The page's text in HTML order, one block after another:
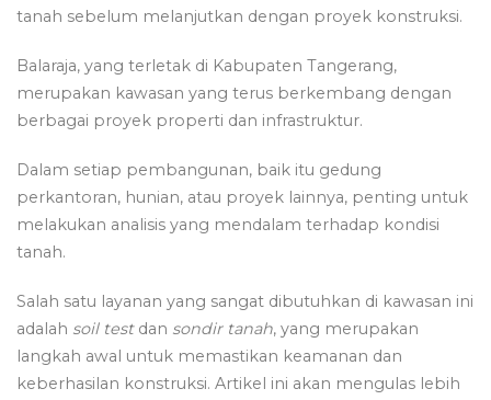
tanah sebelum melanjutkan dengan proyek konstruksi.
Balaraja, yang terletak di Kabupaten Tangerang,
merupakan kawasan yang terus berkembang dengan
berbagai proyek properti dan infrastruktur.
Dalam setiap pembangunan, baik itu gedung
perkantoran, hunian, atau proyek lainnya, penting untuk
melakukan analisis yang mendalam terhadap kondisi
tanah.
Salah satu layanan yang sangat dibutuhkan di kawasan ini
adalah soil testdan sondir tanah, yang merupakan
langkah awal untuk memastikan keamanan dan
keberhasilan konstruksi. Artikel ini akan mengulas lebih